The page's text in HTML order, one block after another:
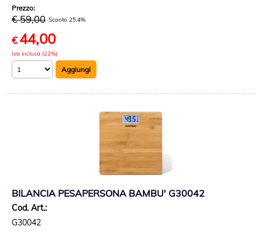
Prezzo:
€ 59,00 Sconto 25.4%
€ 44,00
Iva inclusa (22%)
BILANCIA PESAPERSONA BAMBU' G30042
Cod. Art.:
G30042